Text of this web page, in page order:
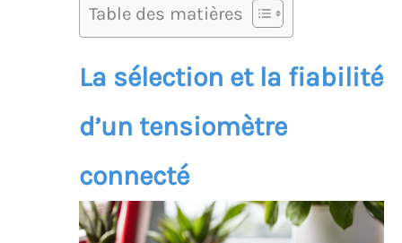
Table des matières
La sélection et la fiabilité
d’un tensiomètre
connecté